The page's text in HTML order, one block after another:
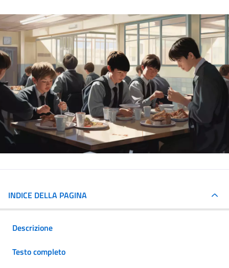
INDICE DELLA PAGINA
Descrizione
Testo completo